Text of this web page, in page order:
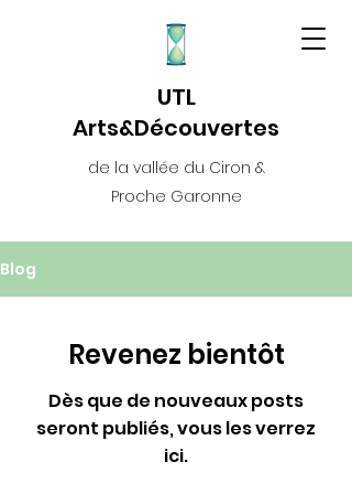
UTL
Arts&Découvertes
de la vallée du Ciron &
Proche Garonne
Blog
Revenez bientôt
Dès que de nouveaux posts
seront publiés, vous les verrez
ici.